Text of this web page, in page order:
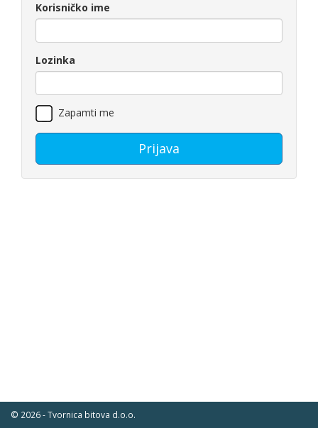
Korisničko ime
Lozinka
Zapamti me
Prijava
© 2026 - Tvornica bitova d.o.o.